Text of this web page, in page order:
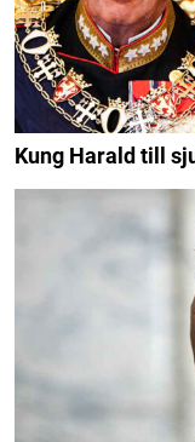
Kung Harald till